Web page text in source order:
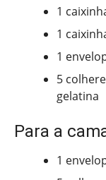
1
1
1
5
gelatina
Para a
1